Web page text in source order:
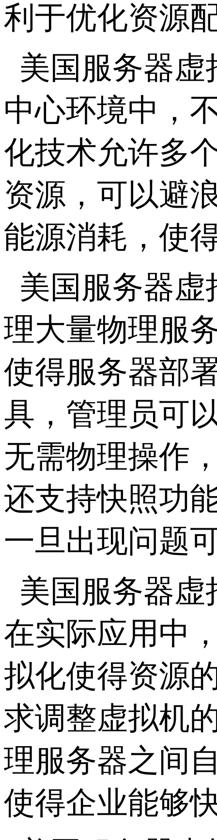
利于优化资源
美国服务器
中心环境中，
化技术允许多
资源，可以避
能源消耗，使
美国服务器
理大量物理服
使得服务器部
具，管理员可
无需物理操作
还支持快照功
一旦出现问题
美国服务器
在实际应用中
拟化使得资源
求调整虚拟机
理服务器之间
使得企业能够